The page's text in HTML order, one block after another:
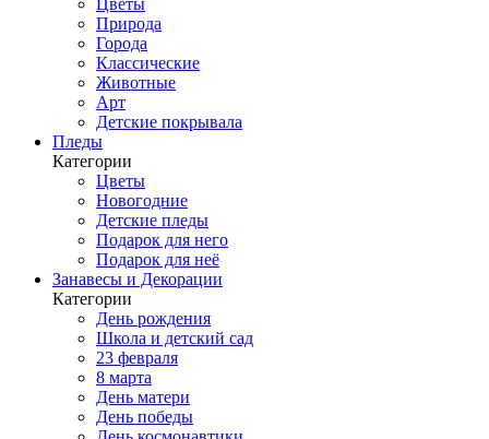
Цветы
Природа
Города
Классические
Животные
Арт
Детские покрывала
Пледы
Категории
Цветы
Новогодние
Детские пледы
Подарок для него
Подарок для неё
Занавесы и Декорации
Категории
День рождения
Школа и детский сад
23 февраля
8 марта
День матери
День победы